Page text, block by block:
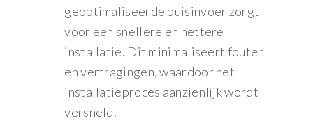
geoptimaliseerde buisinvoer zorgt
voor een snellere en nettere
installatie. Dit minimaliseert fouten
en vertragingen, waardoor het
installatieproces aanzienlijk wordt
versneld.